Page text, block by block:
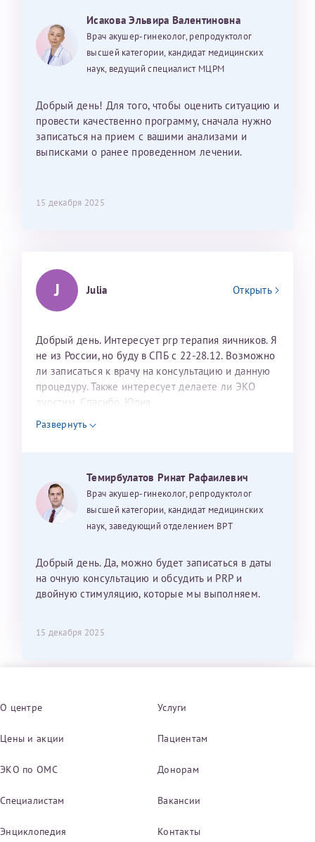
Исакова Эльвира Валентиновна
Врач акушер-гинеколог, репродуктолог
высшей категории, кандидат медицинских
наук, ведущий специалист МЦРМ
Добрый день! Для того, чтобы оценить ситуацию и
провести качественно программу, сначала нужно
записаться на прием с вашими анализами и
выписками о ранее проведенном лечении.
15 декабря 2025
J Julia Открыть
Добрый день. Интересует prp терапия яичников. Я
не из России, но буду в СПБ с 22-28.12. Возможно
ли записаться к врачу на консультацию и данную
процедуру. Также интересует делаете ли ЭКО
дуостим. Спасибо. Юлия
Развернуть
Темирбулатов Ринат Рафаилевич
Врач акушер-гинеколог, репродуктолог
высшей категории, кандидат медицинских
наук, заведующий отделением ВРТ
Добрый день. Да, можно будет записаться в даты
на очную консультацию и обсудить и PRP и
двойную стимуляцию, которые мы выполняем.
15 декабря 2025
О центре Услуги
Цены и акции Пациентам
ЭКО по ОМС Донорам
Специалистам Вакансии
Энциклопедия Контакты